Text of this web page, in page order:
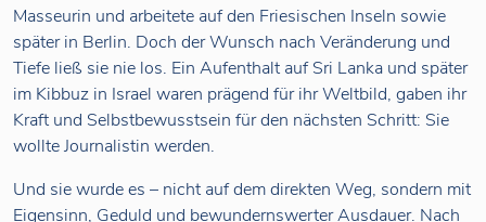
Masseurin und arbeitete auf den Friesischen Inseln sowie
später in Berlin. Doch der Wunsch nach Veränderung und
Tiefe ließ sie nie los. Ein Aufenthalt auf Sri Lanka und später
im Kibbuz in Israel waren prägend für ihr Weltbild, gaben ihr
Kraft und Selbstbewusstsein für den nächsten Schritt: Sie
wollte Journalistin werden.
Und sie wurde es – nicht auf dem direkten Weg, sondern mit
Eigensinn, Geduld und bewundernswerter Ausdauer. Nach